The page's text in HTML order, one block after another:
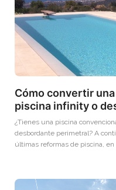
Cómo convertir
piscina infinity o
¿Tienes una piscina
desbordante perimetral? A
últimas reformas de piscina,